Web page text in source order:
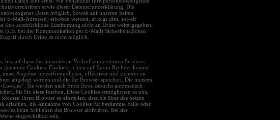
sowie dieser Datenschutzerklärung. Die
Daten möglich. Soweit auf unseren Seiten
E-Mail-Adressen) erhoben werden, erfolgt dies, soweit
Ihre ausdrückliche Zustimmung nicht an Dritte weitergegeben.
(z.B. bei der Kommunikation per E-Mail) Sicherheitslücken
durch Dritte ist nicht möglich.
bis auf diese die im weiteren Verlauf von externen Services
genannte Cookies. Cookies richten auf Ihrem Rechner keinen
Angebot nutzerfreundlicher, effektiver und sicherer zu
abgelegt werden und die Ihr Browser speichert. Die meisten
Sie werden nach Ende Ihres Besuchs automatisch
bis Sie diese löschen. Diese Cookies ermöglichen es uns,
Ihren Browser so einstellen, dass Sie über das Setzen
die Annahme von Cookies für bestimmte Fälle oder
beim Schließen des Browser aktivieren. Bei der
eingeschränkt sein.